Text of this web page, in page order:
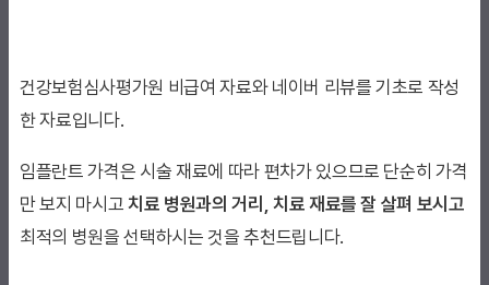
건강보험심사평가원 비급여 자료와 네이버 리뷰를 기초로 작성
한 자료입니다.
임플란트 가격은 시술 재료에 따라 편차가 있으므로 단순히 가격
만 보지 마시고 치료 병원과의 거리, 치료 재료를 잘 살펴 보시고
최적의 병원을 선택하시는 것을 추천드립니다.